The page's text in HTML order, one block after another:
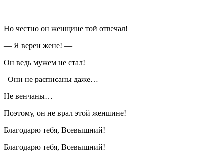
Но честно он женщине той отвечал!
— Я верен жене! —
Он ведь мужем не стал!
Они не расписаны даже…
Не венчаны…
Поэтому, он не врал этой женщине!
Благодарю тебя, Всевышний!
Благодарю тебя, Всевышний!